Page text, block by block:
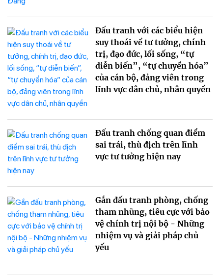
Đấu tranh với các biểu hiện
suy thoái về tư tưởng, chính
trị, đạo đức, lối sống, “tự
diễn biến”, “tự chuyển hóa”
của cán bộ, đảng viên trong
lĩnh vực dân chủ, nhân quyền
Đấu tranh chống quan điểm
sai trái, thù địch trên lĩnh
vực tư tưởng hiện nay
Gắn đấu tranh phòng, chống
tham nhũng, tiêu cực với bảo
vệ chính trị nội bộ - Những
nhiệm vụ và giải pháp chủ
yếu